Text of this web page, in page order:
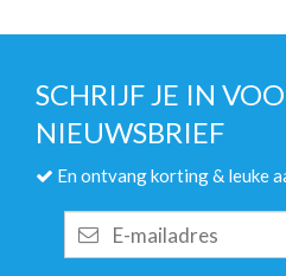
SCHRIJF JE IN
NIEUWSBRIEF
En ontvang korting & leuke
mailadres